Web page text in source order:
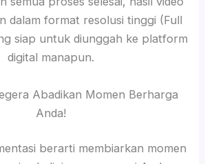
dalam format resolusi tinggi (Full
siap untuk diunggah ke platform
digital manapun.
Abadikan Momen Berharga
Anda!
berarti membiarkan momen